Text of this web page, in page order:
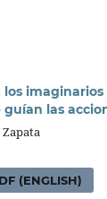
los
las
(ENGLISH)